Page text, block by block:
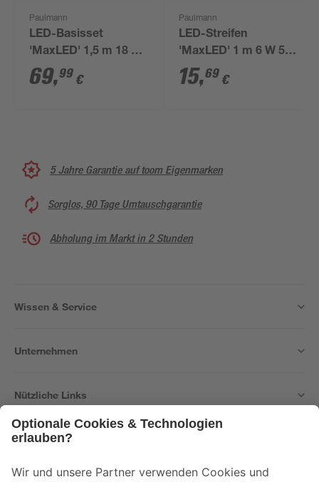
Paulmann
LED-Basisset
'MaxLED' 1,5 m 18 W
1320 lm kaltweiß,
silber
69,99 €
Paulmann
LED-Streifen
'MaxLED' 1 m 6 W 550
lm warmweiß, silber
15,69 €
5 Jahre Garantie auf toom Eigenmarken
Sorglos, 90 Tage Umtauschgarantie
Abholung im Markt in 2 Stunden
Wissen & Service
Unternehmen
Nützliche Links
Der toom Newsletter: Keine Angebote und Aktionen mehr verpassen!